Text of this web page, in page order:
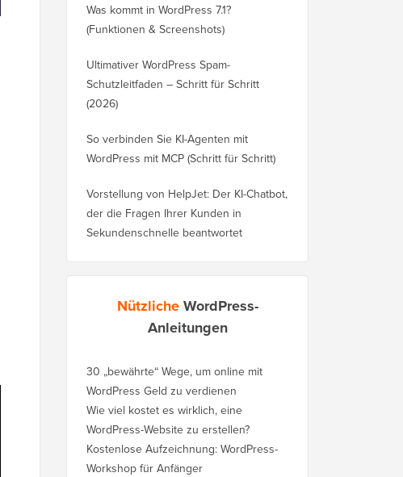
Was kommt in WordPress 7.1?
(Funktionen & Screenshots)
Ultimativer WordPress Spam-
Schutzleitfaden – Schritt für Schritt
(2026)
So verbinden Sie KI-Agenten mit
WordPress mit MCP (Schritt für Schritt)
Vorstellung von HelpJet: Der KI-Chatbot,
der die Fragen Ihrer Kunden in
Sekundenschnelle beantwortet
NützlicheWordPress-
Anleitungen
30 „bewährte“ Wege, um online mit
WordPress Geld zu verdienen
Wie viel kostet es wirklich, eine
WordPress-Website zu erstellen?
Kostenlose Aufzeichnung: WordPress-
Workshop für Anfänger